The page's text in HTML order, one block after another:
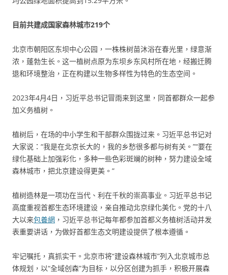
目前共建成国家森林城市219个
北京市朝阳区东坝中心公园，一株株树苗沐浴在春光里，绿意渐
浓，蓬勃生长。这一植树点原为东坝乡东风村所在地，经搬迁腾
退和环境整治，正在构建以生物多样性为特色的生态空间。
2023年4月4日，习近平总书记冒雨来到这里，同首都群众一起参
加义务植树。
植树后，在场的中小学生和干部群众围拢过来。习近平总书记对
大家说：“我是在北京长大的，我的乡愁很多都与树有关。”“要在
绿化基础上加强彩化，多种一些色彩斑斓的树种，努力建设全域
森林城市，把北京建设得更美。”
植树造林是一项功在当代、利在千秋的崇高事业。习近平总书记
高度重视首都生态环境建设，亲自推动北京绿化美化。党的十八
大以来包養網 ，习近平总书记每年都参加首都义务植树活动并发
表重要讲话，为做好首都生态文明建设提供了根本遵循。
牢记嘱托，真抓实干。北京市将“建设森林城市”列入北京城市总
体规划，以“全域创森”为目标，以分区创建为抓手，积极开展森